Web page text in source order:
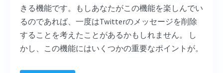
きる機能です。もしあなたがこの機能を楽しんでい
るのであれば、一度はTwitterのメッセージを削除
することを考えたことがあるかもしれません。 し
かし、この機能にはいくつかの重要なポイントが。